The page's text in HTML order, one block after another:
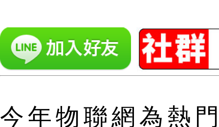
今年物聯網為熱